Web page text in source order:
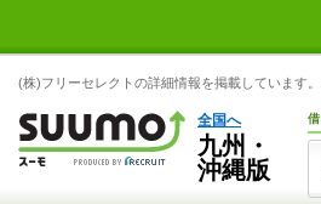
(株)フリーセレクトの詳細情報を掲載しています
全国へ
九州・
沖縄版